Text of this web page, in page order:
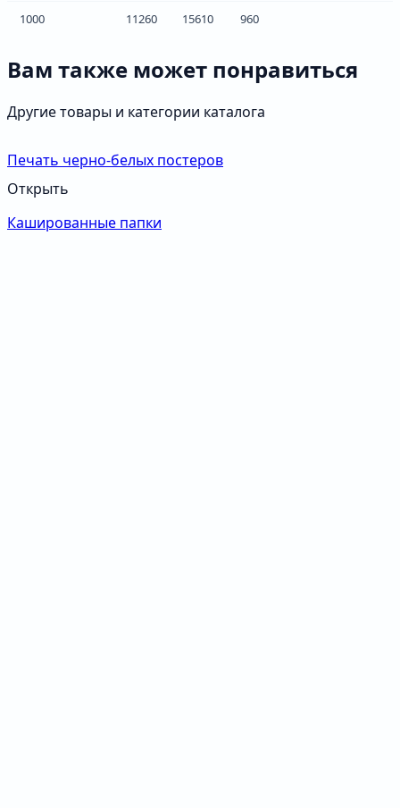
1000 11260 15610 960
Вам также может понравиться
Другие товары и категории каталога
Печать черно-белых постеров
Открыть
Кашированные папки